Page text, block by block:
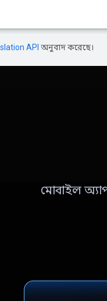
API অনুবাদ করেছে।
মোবাইল